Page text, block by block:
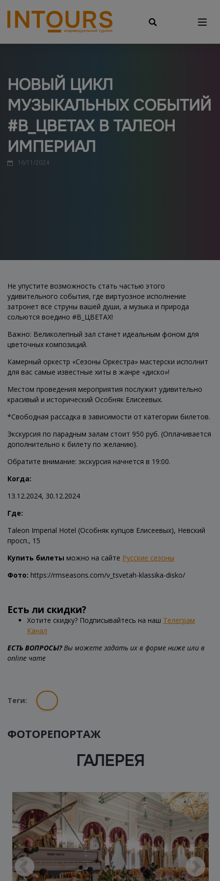
НОВЫЙ ЦИКЛ
МУЗЫКАЛЬНЫХ СОБЫТИЙ
#В_ЦВЕТАХ В ТАЛЕОН
ИМПЕРИАЛ
16/11/2024
Не упустите возможность стать частью этого
удивительного события, где виртуозное исполнение
затронет все струны вашей души, а музыка и природа
сольются воедино #В_ЦВЕТАХ!
Важно: Великолепный зал станет идеальным фоном для
цветочных композиций.
Камерный оркестр «Сезоны Оркестра» мастерски исполнит
для вас самые известные хиты в жанре «диско»!
Местом проведения мероприятия послужит удивительно
красивый и исторический Особняк Елисеевых.
*Свободная рассадка в зависимости от категории билетов.
Экскурсия по парадным залам стоит 950 руб. (Оплачивается
дополнительно к билету по желанию).
Обратите внимание: экскурсия начнется в 19:00.
Когда:
13.12.2024, 30.12.2024
Где:
Taleon Imperial Hotel (Особняк купцов Елисеевых), Невский
просп., 15
Купить билеты можно на сайте Русские сезоны
Фото: https://rmseasons.com/v_tsvetah-klassika-disko/
Есть ли скидки?
Хотите скидку? Подписывайтесь на наш Телеграм
Канал
ЕСТЬ ВОПРОСЫ?Вы можете задать их в форме ниже или в
online чате
Теги:
ФОТОРЕПОРТАЖ
ГАЛЕРЕЯ